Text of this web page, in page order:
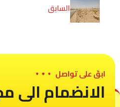
السابق
ابقَ على تواصل
الانضمام الى